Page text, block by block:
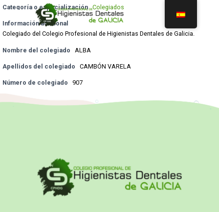
Categoría o especialización Colegiados
Información adicional
Colegiado del Colegio Profesional de Higienistas Dentales de Galicia.
Nombre del colegiado ALBA
Apellidos del colegiado CAMBÓN VARELA
Número de colegiado 907